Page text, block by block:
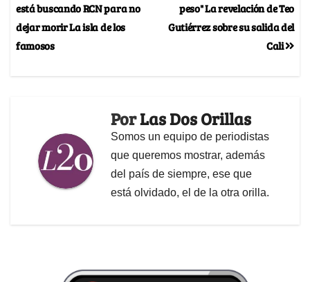
peso" La revelación de Teo
Gutiérrez sobre su salida del
Cali
está buscando RCN para no
dejar morir La isla de los
famosos
PorLas Dos Orillas
Somos un equipo de periodistas
que queremos mostrar, además
del país de siempre, ese que
está olvidado, el de la otra orilla.